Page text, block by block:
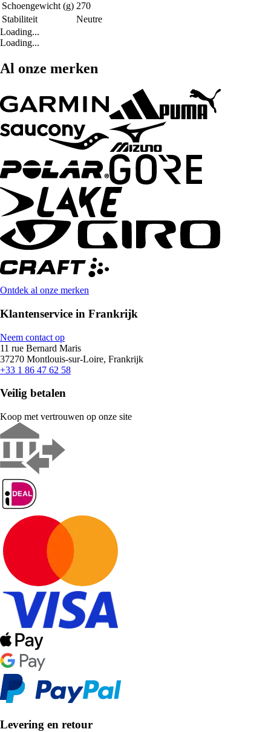
Schoengewicht (g) 270
Stabiliteit
Neutre
Loading...
Loading...
Al onze merken
Ontdek al onze merken
Klantenservice in Frankrijk
Neem contact op
11 rue Bernard Maris
37270 Montlouis-sur-Loire, Frankrijk
+33 1 86 47 62 58
Veilig betalen
Koop met vertrouwen op onze site
Levering en retour